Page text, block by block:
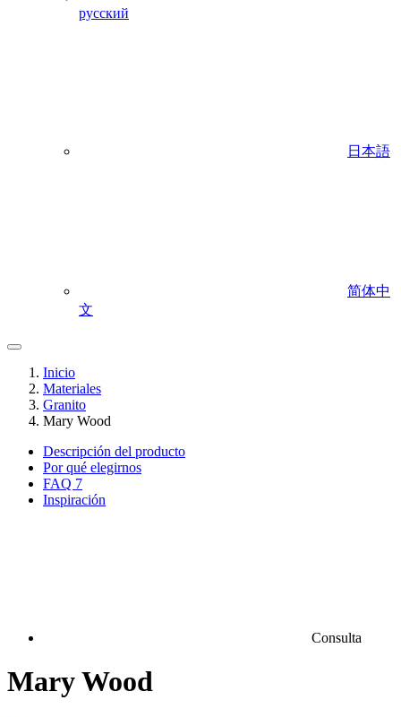
русский
日本語
简体中
文
Inicio
Materiales
Granito
Mary Wood
Descripción del producto
Por qué elegirnos
FAQ 7
Inspiración
Consulta
Mary Wood